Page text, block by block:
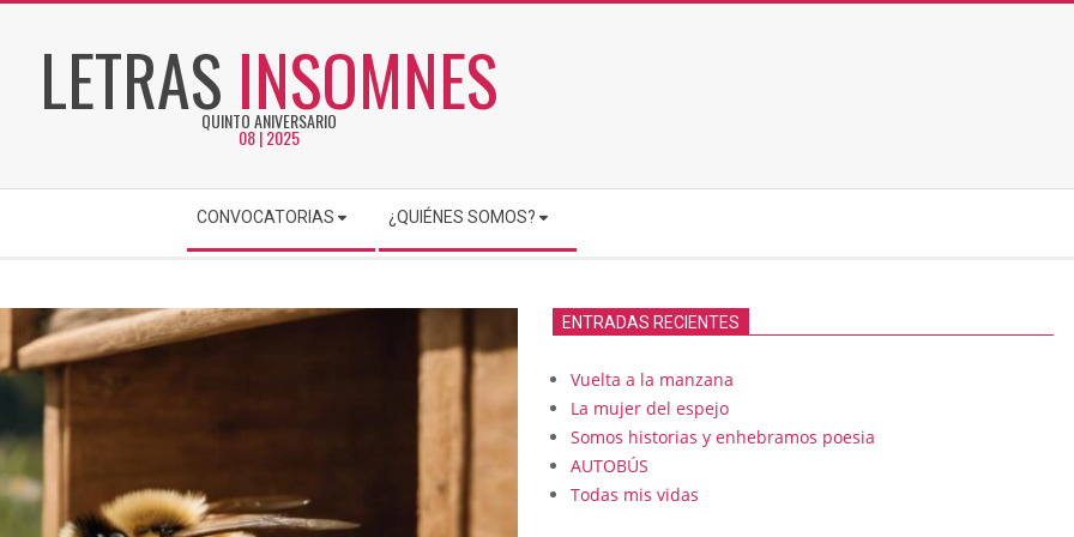
LETRAS INSOMNES
QUINTO ANIVERSARIO
08 | 2025
CONVOCATORIAS ¿QUIÉNES SOMOS?
ENTRADAS RECIENTES
Vuelta a la manzana
La mujer del espejo
Somos historias y enhebramos poesia
AUTOBÚS
Todas mis vidas